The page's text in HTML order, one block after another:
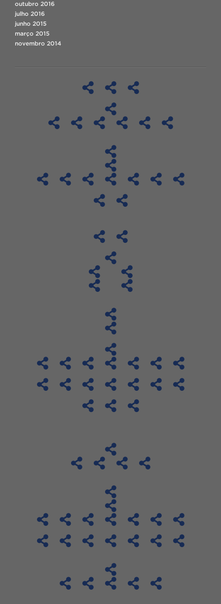
outubro 2016
julho 2016
junho 2015
março 2015
novembro 2014